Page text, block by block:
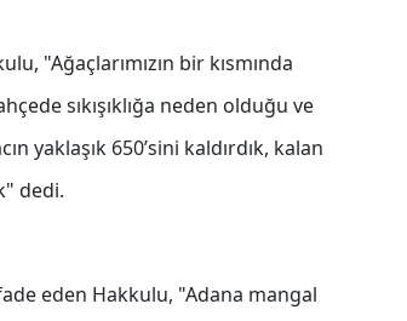
"Ağaçlarımızın bir kısmında
sıkışıklığa neden olduğu ve
yaklaşık 650’sini kaldırdık, kalan
dedi.
eden Hakkulu, "Adana mangal